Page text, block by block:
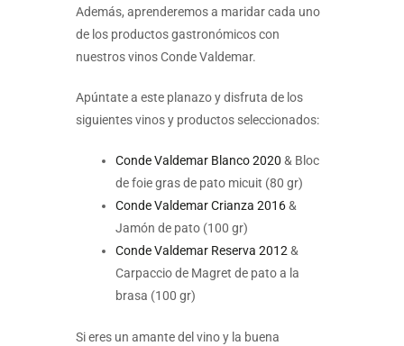
Además, aprenderemos a maridar cada uno
de los productos gastronómicos con
nuestros vinos Conde Valdemar.
Apúntate a este planazo y disfruta de los
siguientes vinos y productos seleccionados:
Conde Valdemar Blanco 2020 & Bloc
de foie gras de pato micuit (80 gr)
Conde Valdemar Crianza 2016&
Jamón de pato (100 gr)
Conde Valdemar Reserva 2012 &
Carpaccio de Magret de pato a la
brasa (100 gr)
Si eres un amante del vino y la buena